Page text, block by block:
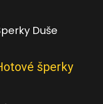
Duše
šperky